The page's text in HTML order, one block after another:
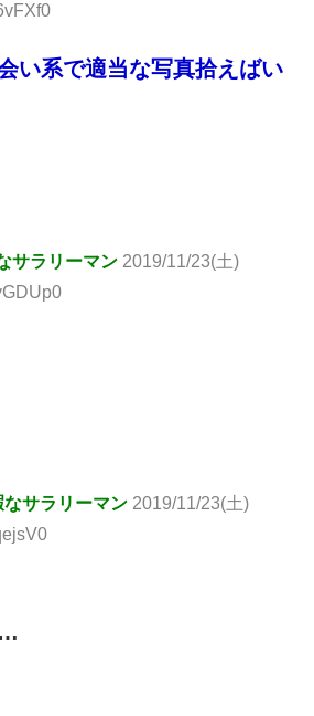
い系で適当な写真拾えばい
サラリーマン 2019/11/23(土)
サラリーマン 2019/11/23(土)